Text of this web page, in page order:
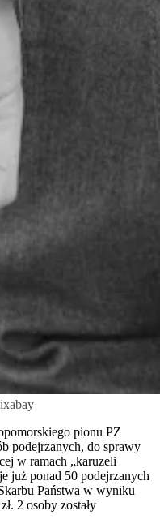
pionu PZ
podejrzanych, do sprawy
w ramach „karuzeli
już ponad 50 podejrzanych
Państwa w wyniku
2 osoby zostały